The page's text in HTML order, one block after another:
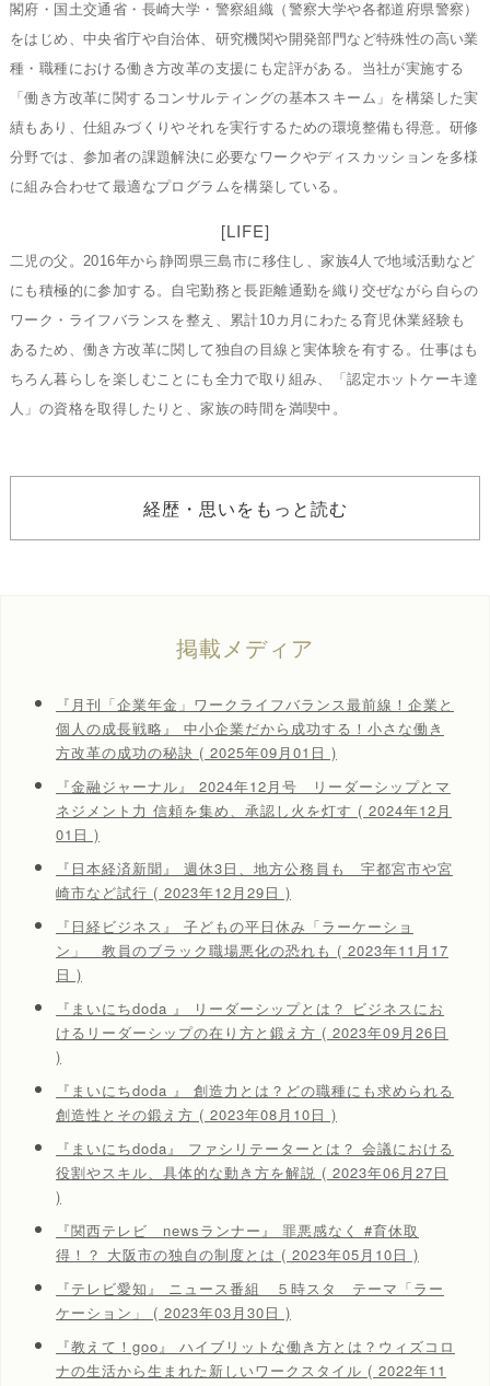
閣府・国土交通省・長崎大学・警察組織（警察大学や各都道府県警察）
をはじめ、中央省庁や自治体、研究機関や開発部門など特殊性の高い業
種・職種における働き方改革の支援にも定評がある。当社が実施する
「働き方改革に関するコンサルティングの基本スキーム」を構築した実
績もあり、仕組みづくりやそれを実行するための環境整備も得意。研修
分野では、参加者の課題解決に必要なワークやディスカッションを多様
に組み合わせて最適なプログラムを構築している。
[LIFE]
二児の父。2016年から静岡県三島市に移住し、家族4人で地域活動など
にも積極的に参加する。自宅勤務と長距離通勤を織り交ぜながら自らの
ワーク・ライフバランスを整え、累計10カ月にわたる育児休業経験も
あるため、働き方改革に関して独自の目線と実体験を有する。仕事はも
ちろん暮らしを楽しむことにも全力で取り組み、「認定ホットケーキ達
人」の資格を取得したりと、家族の時間を満喫中。
経歴・思いをもっと読む
掲載メディア
『月刊「企業年金」ワークライフバランス最前線！企業と
個人の成長戦略』 中小企業だから成功する！小さな働き
方改革の成功の秘訣 ( 2025年09月01日 )
『金融ジャーナル』 2024年12月号 リーダーシップとマ
ネジメント力 信頼を集め、承認し火を灯す ( 2024年12月
01日 )
『日本経済新聞』 週休3日、地方公務員も 宇都宮市や宮
崎市など試行 ( 2023年12月29日 )
『日経ビジネス』 子どもの平日休み「ラーケーショ
ン」 教員のブラック職場悪化の恐れも ( 2023年11月17
日 )
『まいにちdoda 』 リーダーシップとは？ ビジネスにお
けるリーダーシップの在り方と鍛え方 ( 2023年09月26日
)
『まいにちdoda 』 創造力とは？どの職種にも求められる
創造性とその鍛え方 ( 2023年08月10日 )
『まいにちdoda』 ファシリテーターとは？ 会議における
役割やスキル、具体的な動き方を解説 ( 2023年06月27日
)
『関西テレビ newsランナー』 罪悪感なく #育休取
得！？ 大阪市の独自の制度とは ( 2023年05月10日 )
『テレビ愛知』 ニュース番組 ５時スタ テーマ「ラー
ケーション」 ( 2023年03月30日 )
『教えて！goo』 ハイブリットな働き方とは？ウィズコロ
ナの生活から生まれた新しいワークスタイル ( 2022年11